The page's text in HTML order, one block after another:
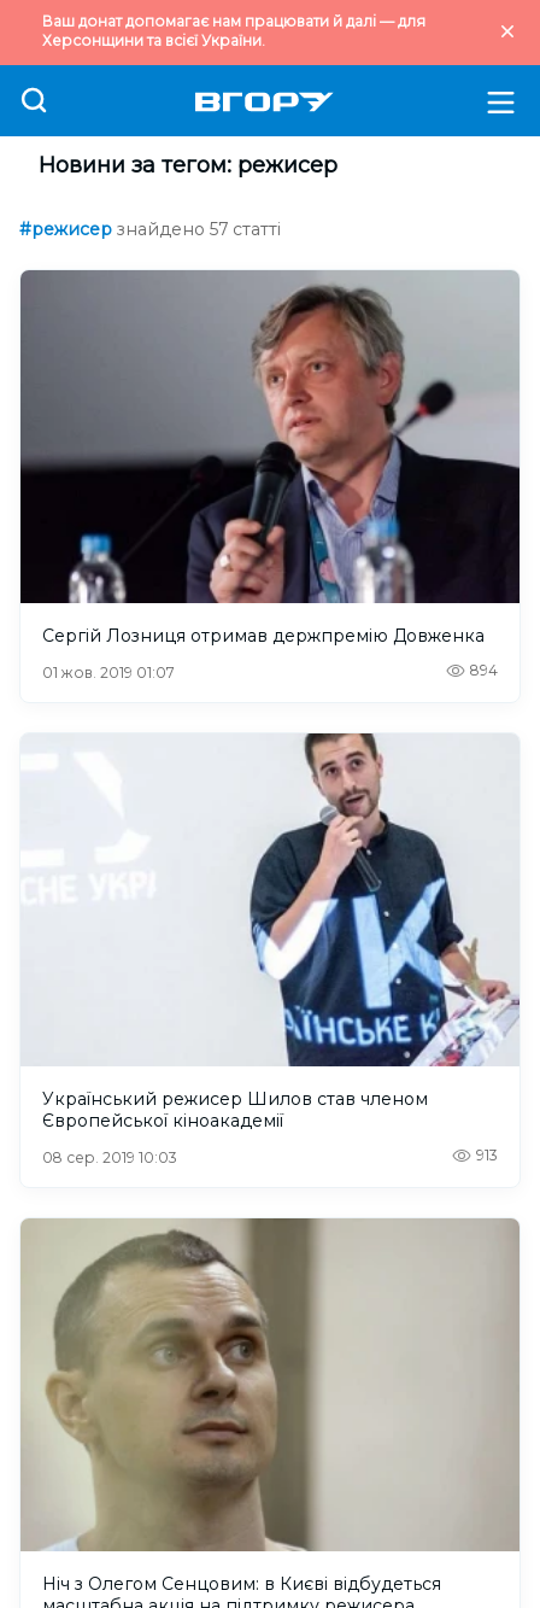
Ваш донат допомагає нам працювати й далі — для
Херсонщини та всієї України.
Новини за тегом: режисер
#режисер знайдено 57 статті
Сергій Лозниця отримав держпремію Довженка
01 жов. 2019 01:07 894
Український режисер Шилов став членом
Європейської кіноакадемії
08 сер. 2019 10:03 913
Ніч з Олегом Сенцовим: в Києві відбудеться